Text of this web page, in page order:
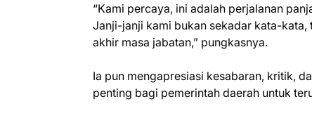
“Kami percaya, ini adalah perjalanan
Janji-janji kami bukan sekadar kata-
akhir masa jabatan,” pungkasnya.
Ia pun mengapresiasi kesabaran, kritik,
penting bagi pemerintah daerah untuk